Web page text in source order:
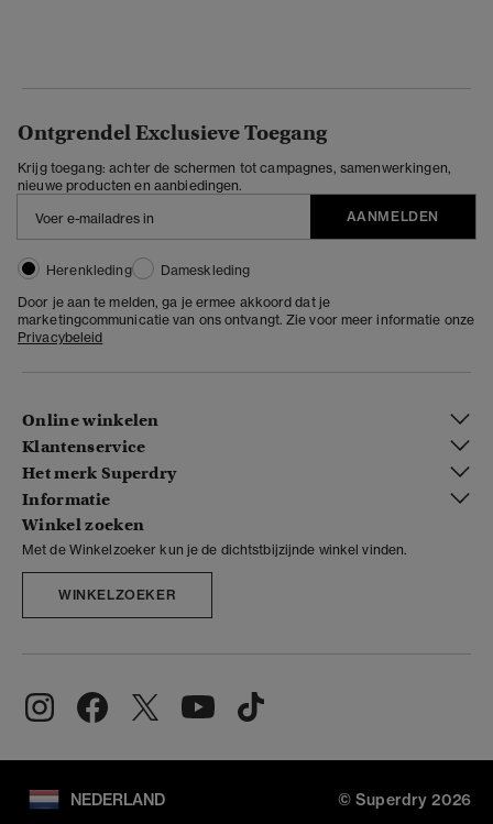
Ontgrendel Exclusieve Toegang
Krijg toegang: achter de schermen tot campagnes, samenwerkingen,
nieuwe producten en aanbiedingen.
AANMELDEN
Herenkleding
Dameskleding
Door je aan te melden, ga je ermee akkoord dat je
marketingcommunicatie van ons ontvangt. Zie voor meer informatie onze
Privacybeleid
Online winkelen
Klantenservice
Het merk Superdry
Informatie
Winkel zoeken
Met de Winkelzoeker kun je de dichtstbijzijnde winkel vinden.
WINKELZOEKER
NEDERLAND © Superdry 2026